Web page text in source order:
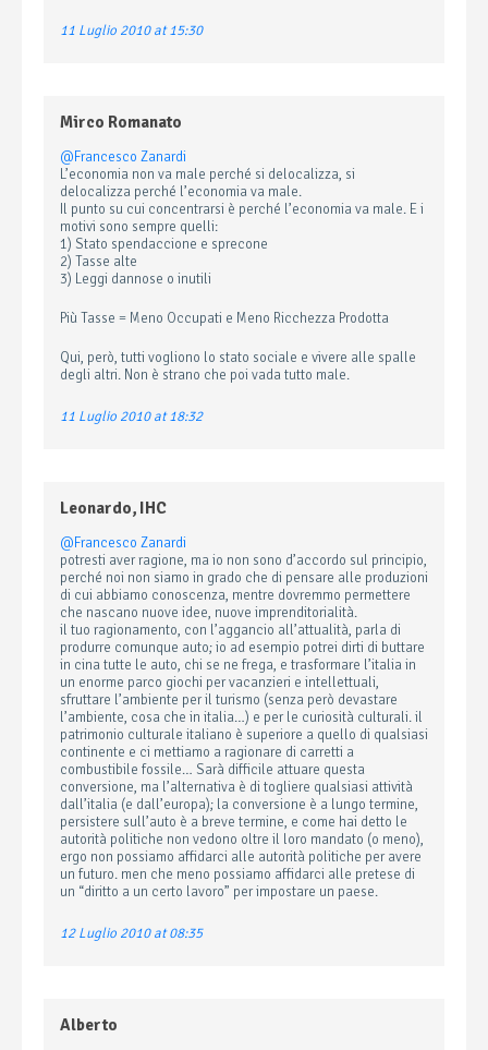
11 Luglio 2010 at 15:30
Mirco Romanato
@Francesco Zanardi
L’economia non va male perché si delocalizza, si
delocalizza perché l’economia va male.
Il punto su cui concentrarsi è perché l’economia va male. E i
motivi sono sempre quelli:
1) Stato spendaccione e sprecone
2) Tasse alte
3) Leggi dannose o inutili
Più Tasse = Meno Occupati e Meno Ricchezza Prodotta
Qui, però, tutti vogliono lo stato sociale e vivere alle spalle
degli altri. Non è strano che poi vada tutto male.
11 Luglio 2010 at 18:32
Leonardo, IHC
@Francesco Zanardi
potresti aver ragione, ma io non sono d’accordo sul principio,
perché noi non siamo in grado che di pensare alle produzioni
di cui abbiamo conoscenza, mentre dovremmo permettere
che nascano nuove idee, nuove imprenditorialità.
il tuo ragionamento, con l’aggancio all’attualità, parla di
produrre comunque auto; io ad esempio potrei dirti di buttare
in cina tutte le auto, chi se ne frega, e trasformare l’italia in
un enorme parco giochi per vacanzieri e intellettuali,
sfruttare l’ambiente per il turismo (senza però devastare
l’ambiente, cosa che in italia…) e per le curiosità culturali. il
patrimonio culturale italiano è superiore a quello di qualsiasi
continente e ci mettiamo a ragionare di carretti a
combustibile fossile… Sarà difficile attuare questa
conversione, ma l’alternativa è di togliere qualsiasi attività
dall’italia (e dall’europa); la conversione è a lungo termine,
persistere sull’auto è a breve termine, e come hai detto le
autorità politiche non vedono oltre il loro mandato (o meno),
ergo non possiamo affidarci alle autorità politiche per avere
un futuro. men che meno possiamo affidarci alle pretese di
un “diritto a un certo lavoro” per impostare un paese.
12 Luglio 2010 at 08:35
Alberto